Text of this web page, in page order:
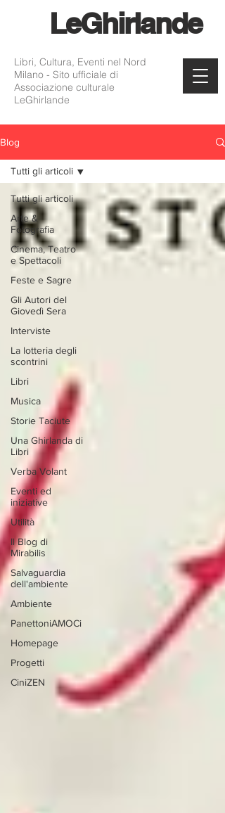
LeGhirlande
Libri, Cultura, Eventi nel Nord
Milano - Sito ufficiale di
Associazione culturale
LeGhirlande
Blog
Tutti gli articoli
Arte &
Fotografia
Cinema, Teatro
e Spettacoli
Feste e Sagre
Gli Autori del
Giovedì Sera
Interviste
La lotteria degli
scontrini
Libri
Musica
Storie Taciute
Una Ghirlanda di
Libri
Verba Volant
Eventi ed
iniziative
Utilità
Il Blog di
Mirabilis
Salvaguardia
dell'ambiente
Ambiente
PanettoniAMOCi
Homepage
Progetti
CiniZEN
Tutti gli articoli